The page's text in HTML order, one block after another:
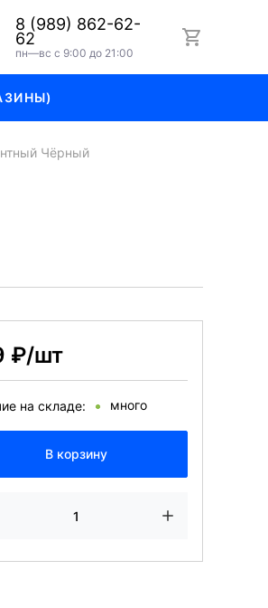
8 (989) 862-62-
62
пн—вс с 9:00 до 21:00
Чёрный
₽/шт
на складе: много
В корзину